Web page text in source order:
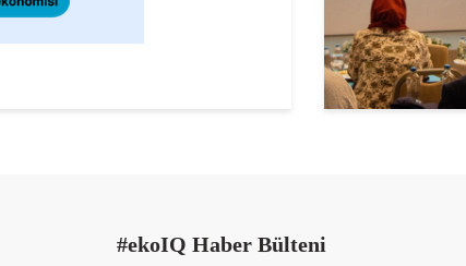
#ekoIQ Haber Bülteni